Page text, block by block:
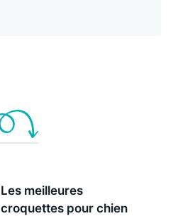
Les meilleures
croquettes pour chien